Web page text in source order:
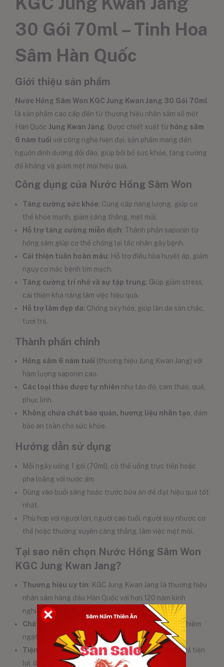
30 Gói 70ml – Tinh Hoa
Sâm Hàn Quốc
Giới thiệu sản phẩm
Nước Hồng Sâm Won KGC Jung Kwan Jang 30 Gói 70ml
là sản phẩm cao cấp đến từ thương hiệu nhân sâm số một
Hàn Quốc Jung Kwan Jang. Được chiết xuất từ hồng sâm
6 năm tuổi với công nghệ hiện đại, sản phẩm mang đến
nguồn dinh dưỡng dồi dào, giúp bồi bổ sức khỏe, tăng cường
đề kháng và giảm mệt mỏi hiệu quả.
Công dụng của Nước Hồng Sâm Won
Tăng cường sức khỏe: Cung cấp năng lượng, giúp cơ
thể khỏe mạnh, giảm căng thẳng, mệt mỏi.
Hỗ trợ tăng cường miễn dịch: Thành phần saponin từ
hồng sâm giúp cơ thể chống lại tác nhân gây bệnh.
Cải thiện tuần hoàn máu: Hỗ trợ điều hòa huyết áp, giảm
nguy cơ mắc bệnh tim mạch.
Tăng cường trí nhớ và sự tập trung: Giúp giảm stress,
cải thiện khả năng làm việc hiệu quả.
Hỗ trợ làm đẹp da: Chống oxy hóa, giúp làn da săn chắc,
tươi trẻ.
Thành phần chính
Hồng sâm 6 năm tuổi (thương hiệu Jung Kwan Jang) với
hàm lượng saponin cao.
Các loại thảo dược tự nhiên như táo đỏ, cam thảo, quế,
phục linh.
Không chứa chất bảo quản, hương liệu nhân tạo , đảm
bảo an toàn cho sức khỏe.
Hướng dẫn sử dụng
Mỗi ngày uống 1 gói (70ml), có thể uống trực tiếp hoặc
pha loãng với nước ấm.
Dùng vào buổi sáng hoặc trước bữa ăn để đạt hiệu quả tốt
nhất.
Phù hợp với người lớn, người cao tuổi, người suy nhược cơ
thể hoặc thường xuyên căng thẳng, làm việc mệt mỏi.
Tại sao nên chọn Nước Hồng Sâm Won
KGC Jung Kwan Jang?
Thương hiệu uy tín: KGC Jung Kwan Jang là thương hiệu
nhân sâm hàng đầu Hàn Quốc với hơn 120 năm kinh
nghiệm.
Chất lượng cao cấp
: Sản phẩm được kiểm định nghiêm
ngặt, đảm bảo an toàn và hiệu quả.
Tiện lợi và dễ sử dụng: Đóng gói dạng gói nhỏ 70ml tiện
lợi, dễ dàng mang theo bên mình.